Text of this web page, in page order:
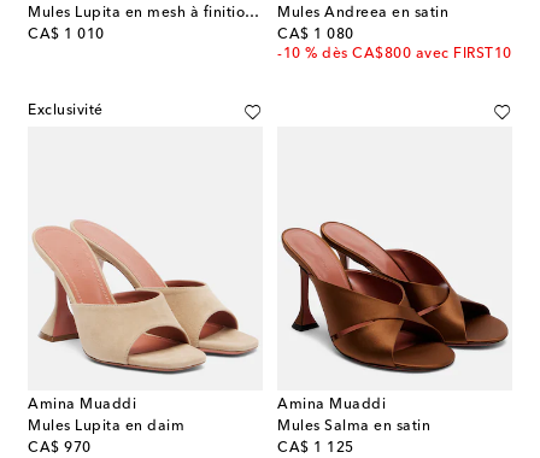
Mules Lupita en mesh à finitions en cuir
CA$ 1 010
original price
Mules Andreea en satin
CA$ 1 080
original price
-10 % dès CA$800 avec FIRST10
Exclusivité
Amina Muaddi
Mules Lupita en daim
CA$ 970
original price
Amina Muaddi
Mules Salma en satin
CA$ 1 125
original price